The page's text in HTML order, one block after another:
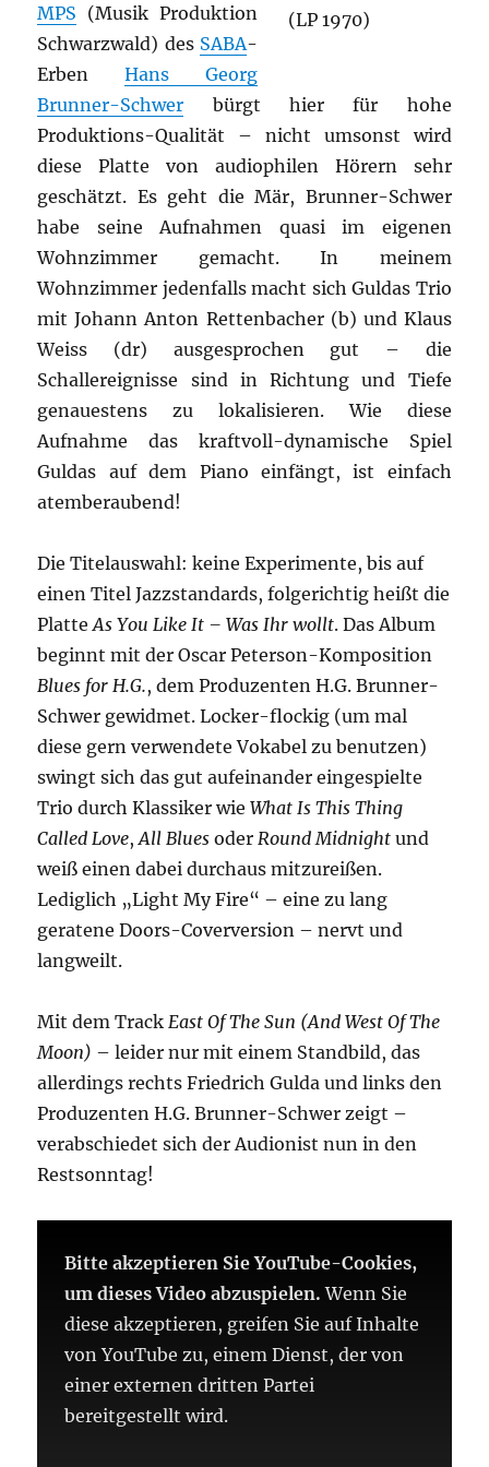
MPS (Musik Produktion
Schwarzwald) des SABA-
Erben Hans Georg
Brunner-Schwer bürgt hier für hohe
Produktions-Qualität – nicht umsonst wird
diese Platte von audiophilen Hörern sehr
geschätzt. Es geht die Mär, Brunner-Schwer
habe seine Aufnahmen quasi im eigenen
Wohnzimmer gemacht. In meinem
Wohnzimmer jedenfalls macht sich Guldas Trio
mit Johann Anton Rettenbacher (b) und Klaus
Weiss (dr) ausgesprochen gut – die
Schallereignisse sind in Richtung und Tiefe
genauestens zu lokalisieren. Wie diese
Aufnahme das kraftvoll-dynamische Spiel
Guldas auf dem Piano einfängt, ist einfach
atemberaubend!
Die Titelauswahl: keine Experimente, bis auf
einen Titel Jazzstandards, folgerichtig heißt die
PlatteAs You Like It – Was Ihr wollt. Das Album
beginnt mit der Oscar Peterson-Komposition
Blues for H.G., dem Produzenten H.G. Brunner-
Schwer gewidmet. Locker-flockig (um mal
diese gern verwendete Vokabel zu benutzen)
swingt sich das gut aufeinander eingespielte
Trio durch Klassiker wieWhat Is This Thing
Called Love,All Blues oder Round Midnight und
weiß einen dabei durchaus mitzureißen.
Lediglich „Light My Fire“ – eine zu lang
geratene Doors-Coverversion – nervt und
langweilt.
Mit dem Track East Of The Sun (And West Of The
Moon) – leider nur mit einem Standbild, das
allerdings rechts Friedrich Gulda und links den
Produzenten H.G. Brunner-Schwer zeigt –
verabschiedet sich der Audionist nun in den
Restsonntag!
Bitte akzeptieren Sie YouTube-Cookies,
um dieses Video abzuspielen. Wenn Sie
diese akzeptieren, greifen Sie auf Inhalte
von YouTube zu, einem Dienst, der von
einer externen dritten Partei
bereitgestellt wird.